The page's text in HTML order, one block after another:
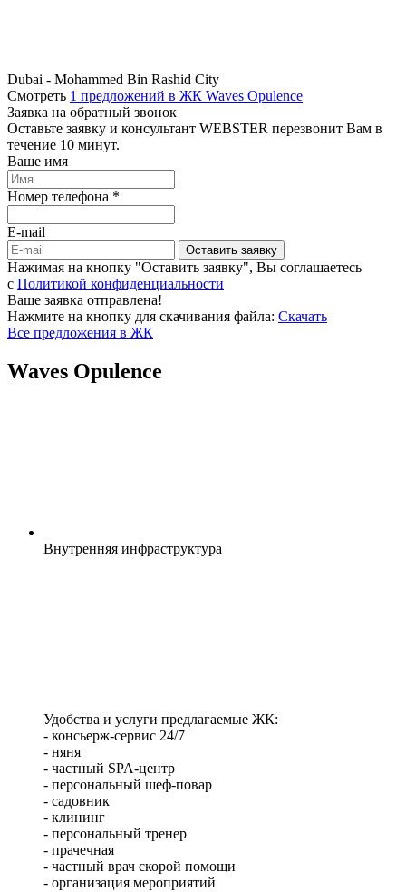
Dubai - Mohammed Bin Rashid City
Смотреть 1 предложений в ЖК Waves Opulence
Заявка на обратный звонок
Оставьте заявку и консультант WEBSTER перезвонит Вам в
течение 10 минут.
Ваше имя
Номер телефона *
E-mail
Оставить заявку
Нажимая на кнопку "Оставить заявку", Вы соглашаетесь
c Политикой конфиденциальности
Ваше заявка отправлена!
Нажмите на кнопку для скачивания файла: Скачать
Все предложения в ЖК
Waves Opulence
Внутренняя инфраструктура
Удобства и услуги предлагаемые ЖК:
- консьерж-сервис 24/7
- няня
- частный SPA-центр
- персональный шеф-повар
- садовник
- клининг
- персональный тренер
- прачечная
- частный врач скорой помощи
- организация мероприятий